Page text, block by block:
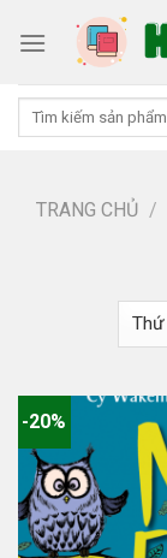
Tìm
TRANG CHỦ /
-20%